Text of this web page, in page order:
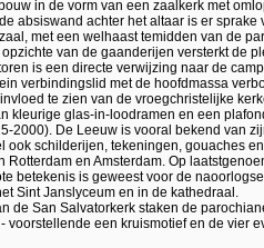
in de vorm van een zaalkerk met
absiswand achter het altaar is er
met een welhaast temidden van de
van de gaanderijen versterkt de
is een directe verwijzing naar de
verbindingslid met de hoofdmassa
te zien van de vroegchristelijke
kleurige glas-in-loodramen en een
2000). De Leeuw is vooral bekend van
ook schilderijen, tekeningen, gouaches
Rotterdam en Amsterdam. Op
betekenis is geweest voor de
Sint Janslyceum en in de kathedraal.
de San Salvatorkerk staken de
voorstellende een kruismotief en de vier